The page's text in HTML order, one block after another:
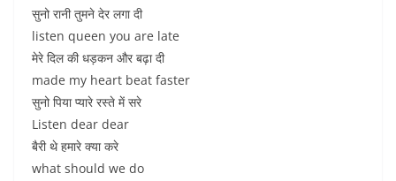
सुनो रानी तुमने देर लगा दी
listen queen you are late
मेरे दिल की धड़कन और बढ़ा दी
made my heart beat faster
सुनो पिया प्यारे रस्ते में सरे
Listen dear dear
बैरी थे हमारे क्या करे
what should we do